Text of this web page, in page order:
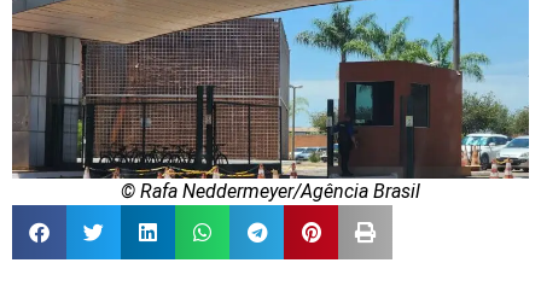
© Rafa Neddermeyer/Agência Brasil